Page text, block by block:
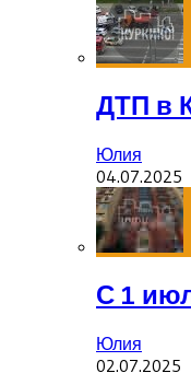
ДТП в
Юлия
04.07.2025
С 1
Юлия
02.07.2025